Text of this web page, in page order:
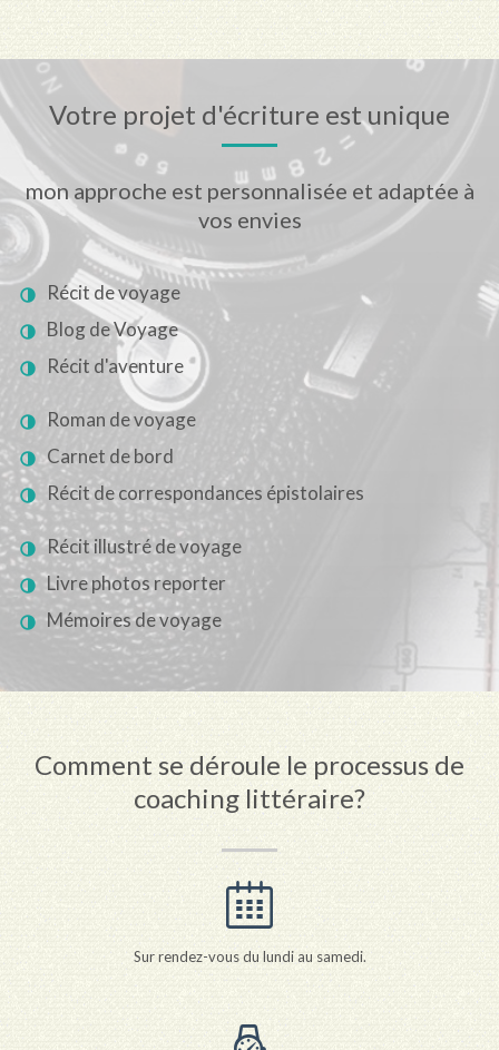
Votre projet d'écriture est unique
mon approche est personnalisée et adaptée à
vos envies
Récit de voyage
Blog de Voyage
Récit d'aventure
Roman de voyage
Carnet de bord
Récit de correspondances épistolaires
Récit illustré de voyage
Livre photos reporter
Mémoires de voyage
Comment se déroule le processus de
coaching littéraire?
Sur rendez-vous du lundi au samedi.